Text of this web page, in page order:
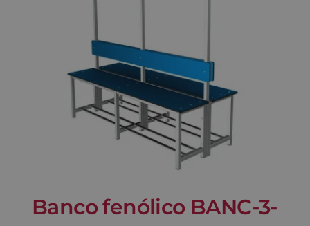
Banco fenólico BANC-3-